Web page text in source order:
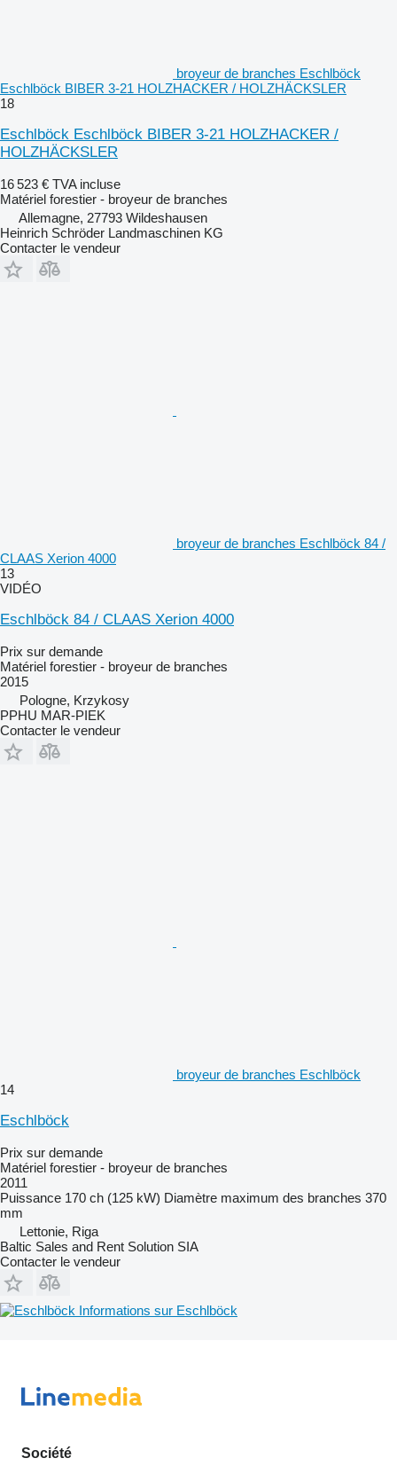
broyeur de branches Eschlböck
Eschlböck BIBER 3-21 HOLZHACKER / HOLZHÄCKSLER
18
Eschlböck Eschlböck BIBER 3-21 HOLZHACKER /
HOLZHÄCKSLER
16 523 € TVA incluse
Matériel forestier - broyeur de branches
Allemagne, 27793 Wildeshausen
Heinrich Schröder Landmaschinen KG
Contacter le vendeur
broyeur de branches Eschlböck 84 /
CLAAS Xerion 4000
13
VIDÉO
Eschlböck 84 / CLAAS Xerion 4000
Prix sur demande
Matériel forestier - broyeur de branches
2015
Pologne, Krzykosy
PPHU MAR-PIEK
Contacter le vendeur
broyeur de branches Eschlböck
14
Eschlböck
Prix sur demande
Matériel forestier - broyeur de branches
2011
Puissance 170 ch (125 kW) Diamètre maximum des branches 370
mm
Lettonie, Riga
Baltic Sales and Rent Solution SIA
Contacter le vendeur
Informations sur Eschlböck
Société